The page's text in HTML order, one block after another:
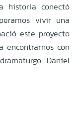
historia conectó
vivir una
este proyecto
encontrarnos con
Daniel